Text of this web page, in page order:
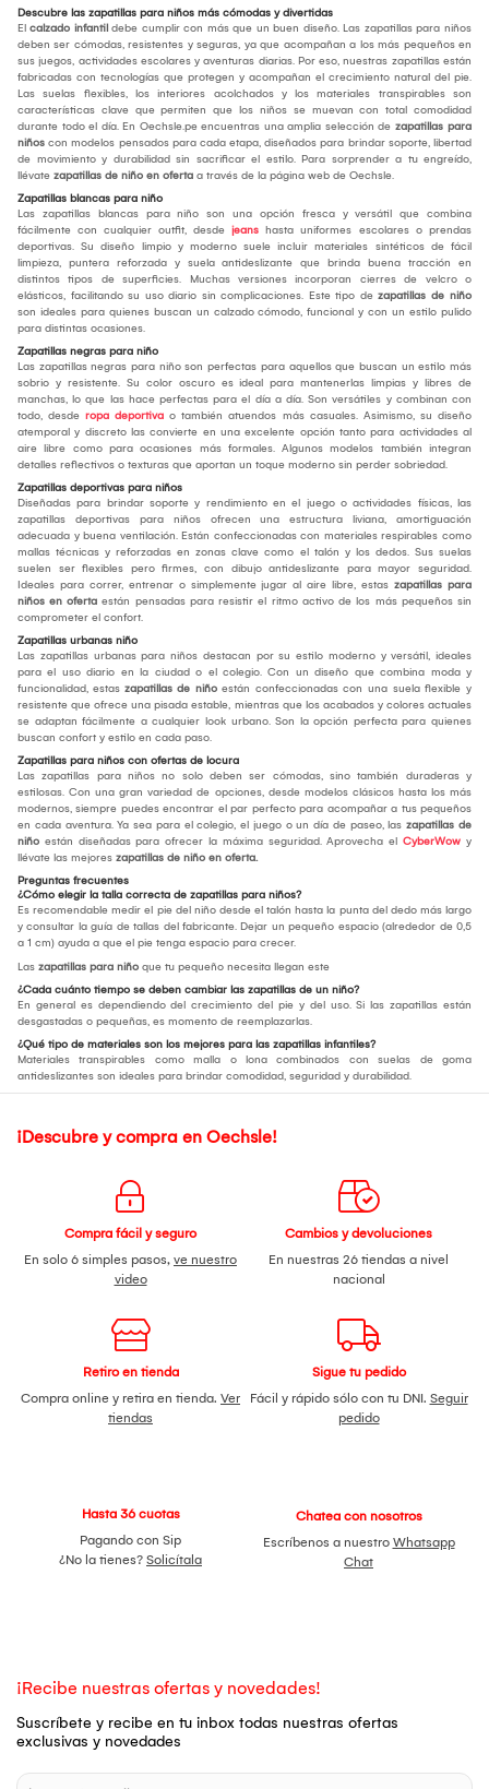
Descubre las zapatillas para niños más cómodas y divertidas
El calzado infantil debe cumplir con más que un buen diseño. Las zapatillas para niños
deben ser cómodas, resistentes y seguras, ya que acompañan a los más pequeños en
sus juegos, actividades escolares y aventuras diarias. Por eso, nuestras zapatillas están
fabricadas con tecnologías que protegen y acompañan el crecimiento natural del pie.
Las suelas flexibles, los interiores acolchados y los materiales transpirables son
características clave que permiten que los niños se muevan con total comodidad
durante todo el día. En Oechsle.pe encuentras una amplia selección de zapatillas para
niños con modelos pensados para cada etapa, diseñados para brindar soporte, libertad
de movimiento y durabilidad sin sacrificar el estilo. Para sorprender a tu engreído,
llévate zapatillas de niño en oferta a través de la página web de Oechsle.
Zapatillas blancas para niño
Las zapatillas blancas para niño son una opción fresca y versátil que combina
fácilmente con cualquier outfit, desde jeans hasta uniformes escolares o prendas
deportivas. Su diseño limpio y moderno suele incluir materiales sintéticos de fácil
limpieza, puntera reforzada y suela antideslizante que brinda buena tracción en
distintos tipos de superficies. Muchas versiones incorporan cierres de velcro o
elásticos, facilitando su uso diario sin complicaciones. Este tipo de zapatillas de niño
son ideales para quienes buscan un calzado cómodo, funcional y con un estilo pulido
para distintas ocasiones.
Zapatillas negras para niño
Las zapatillas negras para niño son perfectas para aquellos que buscan un estilo más
sobrio y resistente. Su color oscuro es ideal para mantenerlas limpias y libres de
manchas, lo que las hace perfectas para el día a día. Son versátiles y combinan con
todo, desde ropa deportiva o también atuendos más casuales. Asimismo, su diseño
atemporal y discreto las convierte en una excelente opción tanto para actividades al
aire libre como para ocasiones más formales. Algunos modelos también integran
detalles reflectivos o texturas que aportan un toque moderno sin perder sobriedad.
Zapatillas deportivas para niños
Diseñadas para brindar soporte y rendimiento en el juego o actividades físicas, las
zapatillas deportivas para niños ofrecen una estructura liviana, amortiguación
adecuada y buena ventilación. Están confeccionadas con materiales respirables como
mallas técnicas y reforzadas en zonas clave como el talón y los dedos. Sus suelas
suelen ser flexibles pero firmes, con dibujo antideslizante para mayor seguridad.
Ideales para correr, entrenar o simplemente jugar al aire libre, estas zapatillas para
niños en oferta están pensadas para resistir el ritmo activo de los más pequeños sin
comprometer el confort.
Zapatillas urbanas niño
Las zapatillas urbanas para niños destacan por su estilo moderno y versátil, ideales
para el uso diario en la ciudad o el colegio. Con un diseño que combina moda y
funcionalidad, estas zapatillas de niño están confeccionadas con una suela flexible y
resistente que ofrece una pisada estable, mientras que los acabados y colores actuales
se adaptan fácilmente a cualquier look urbano. Son la opción perfecta para quienes
buscan confort y estilo en cada paso.
Zapatillas para niños con ofertas de locura
Las zapatillas para niños no solo deben ser cómodas, sino también duraderas y
estilosas. Con una gran variedad de opciones, desde modelos clásicos hasta los más
modernos, siempre puedes encontrar el par perfecto para acompañar a tus pequeños
en cada aventura. Ya sea para el colegio, el juego o un día de paseo, las zapatillas de
niño están diseñadas para ofrecer la máxima seguridad. Aprovecha el CyberWow y
llévate las mejores zapatillas de niño en oferta.
Preguntas frecuentes
¿Cómo elegir la talla correcta de zapatillas para niños?
Es recomendable medir el pie del niño desde el talón hasta la punta del dedo más largo
y consultar la guía de tallas del fabricante. Dejar un pequeño espacio (alrededor de 0,5
a 1 cm) ayuda a que el pie tenga espacio para crecer.
Las zapatillas para niño que tu pequeño necesita llegan este
¿Cada cuánto tiempo se deben cambiar las zapatillas de un niño?
En general es dependiendo del crecimiento del pie y del uso. Si las zapatillas están
desgastadas o pequeñas, es momento de reemplazarlas.
¿Qué tipo de materiales son los mejores para las zapatillas infantiles?
Materiales transpirables como malla o lona combinados con suelas de goma
antideslizantes son ideales para brindar comodidad, seguridad y durabilidad.
¡Descubre y compra en Oechsle!
Compra fácil y seguro
En solo 6 simples pasos, ve nuestro
video
Cambios y devoluciones
En nuestras 26 tiendas a nivel
nacional
Retiro en tienda
Compra online y retira en tienda. Ver
tiendas
Sigue tu pedido
Fácil y rápido sólo con tu DNI. Seguir
pedido
Hasta 36 cuotas
Pagando con Sip
¿No la tienes? Solicítala
Chatea con nosotros
Escríbenos a nuestro Whatsapp
Chat
¡Recibe nuestras ofertas y novedades!
Suscríbete y recibe en tu inbox todas nuestras ofertas
exclusivas y novedades